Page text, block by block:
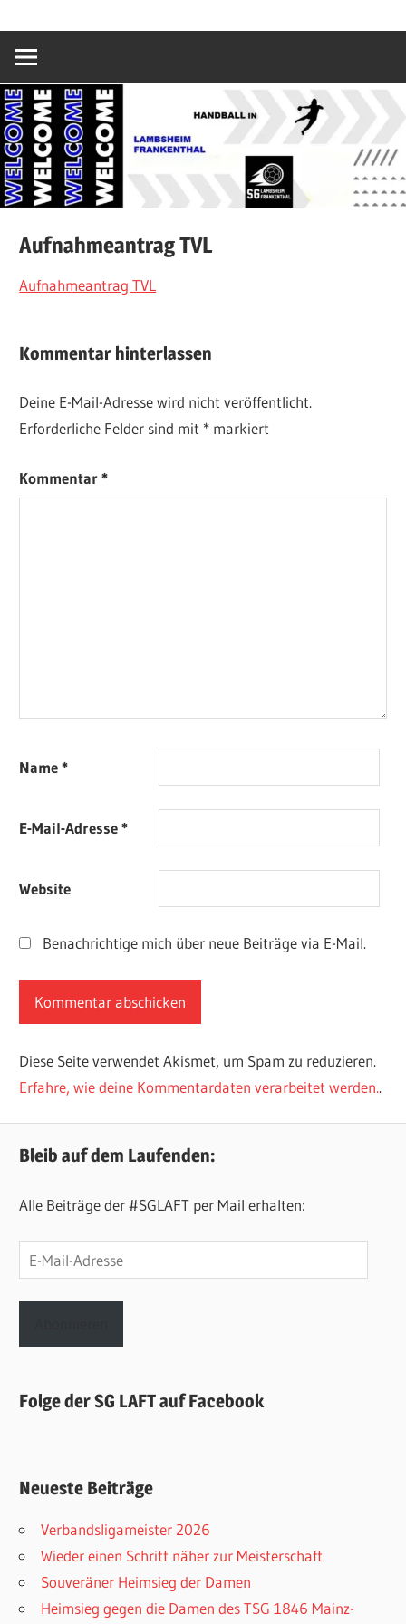
springen
SG
Lambsheim/
Aufnahmeantrag TVL
Aufnahmeantrag TVL
Kommentar hinterlassen
Deine E-Mail-Adresse wird nicht veröffentlicht.
Erforderliche Felder sind mit * markiert
Kommentar*
Name*
E-Mail-Adresse*
Website
Benachrichtige mich über neue Beiträge via E-Mail.
Diese Seite verwendet Akismet, um Spam zu reduzieren.
Erfahre, wie deine Kommentardaten verarbeitet werden..
Bleib auf dem Laufenden:
Alle Beiträge der #SGLAFT per Mail erhalten:
E-
Mail-
Adresse
Folge der SG LAFT auf Facebook
Neueste Beiträge
Verbandsligameister 2026
Wieder einen Schritt näher zur Meisterschaft
Souveräner Heimsieg der Damen
Heimsieg gegen die Damen des TSG 1846 Mainz-